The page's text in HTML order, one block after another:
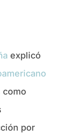
explicó
como
por